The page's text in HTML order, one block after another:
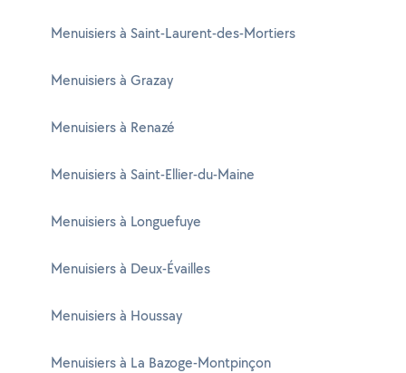
Menuisiers à Saint-Laurent-des-Mortiers
Menuisiers à Grazay
Menuisiers à Renazé
Menuisiers à Saint-Ellier-du-Maine
Menuisiers à Longuefuye
Menuisiers à Deux-Évailles
Menuisiers à Houssay
Menuisiers à La Bazoge-Montpinçon